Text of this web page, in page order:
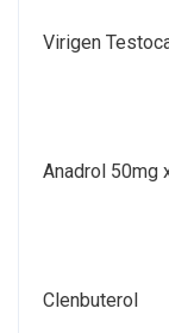
Virigen
Anadrol 50mg
Clenbuterol